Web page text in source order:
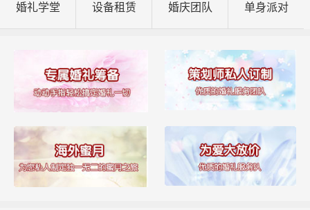
婚礼学堂 设备租赁 婚庆团队 单身派对